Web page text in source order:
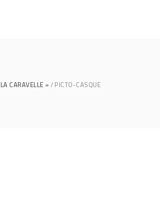
CARAVELLE » PICTO-CASQUE